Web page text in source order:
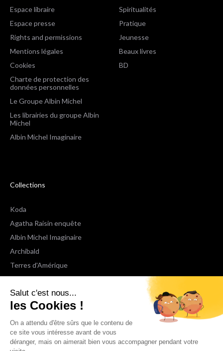
Salut c'est nous...
les Cookies !
On a attendu d'être sûrs que le contenu de
ce site vous intéresse avant de vous
déranger, mais on aimerait bien vous accompagner pendant votre
Espace libraire
Espace presse
Rights and permissions
Mentions légales
Cookies
Charte de protection des
données personnelles
Le Groupe Albin Michel
Les librairies du groupe Albin
Michel
Albin Michel Imaginaire
Spiritualités
Pratique
Jeunesse
Beaux livres
BD
Collections
Koda
Agatha Raisin enquête
Albin Michel Imaginaire
Archibald
Terres d'Amérique
Espaces Libres Poche
NOX
Wiz
Voir toutes les collections
Nous suivre